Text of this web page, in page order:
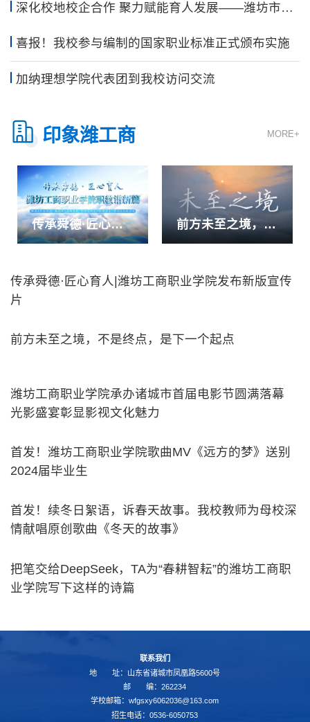
深化校地校企合作 聚力赋能育人发展——潍坊市人
喜报！我校参与编制的国家职业标准正式颁布实施
加纳理想学院代表团到我校访问交流
印象潍工商 MORE+
传承舜德·匠心育
人|潍坊工商职业
片
前方未至之境，不
是终点，是下一个
传承舜德·匠心育人|潍坊工商职业学院发布新版宣传
片
前方未至之境，不是终点，是下一个起点
潍坊工商职业学院承办诸城市首届电影节圆满落幕
光影盛宴彰显影视文化魅力
首发！潍坊工商职业学院歌曲MV《远方的梦》送别
2024届毕业生
首发！续冬日絮语，诉春天故事。我校教师为母校深
情献唱原创歌曲《冬天的故事》
把笔交给DeepSeek，TA为“春耕智耘”的潍坊工商职
业学院写下这样的诗篇
联系我们
地 址：山东省诸城市凤凰路5600号
邮 编：262234
学校邮箱：wfgsxy6062036@163.com
招生电话：0536-6050753